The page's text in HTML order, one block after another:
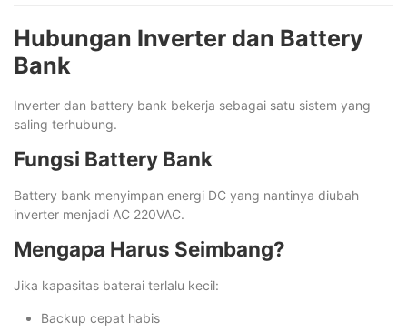
Hubungan Inverter dan Battery
Bank
Inverter dan battery bank bekerja sebagai satu sistem yang
saling terhubung.
Fungsi Battery Bank
Battery bank menyimpan energi DC yang nantinya diubah
inverter menjadi AC 220VAC.
Mengapa Harus Seimbang?
Jika kapasitas baterai terlalu kecil:
Backup cepat habis